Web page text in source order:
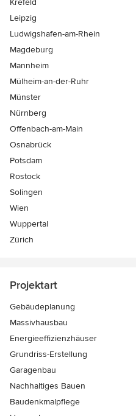
Krefeld
Leipzig
Ludwigshafen-am-Rhein
Magdeburg
Mannheim
Mülheim-an-der-Ruhr
Münster
Nürnberg
Offenbach-am-Main
Osnabrück
Potsdam
Rostock
Solingen
Wien
Wuppertal
Zürich
Projektart
Gebäudeplanung
Massivhausbau
Energieeffizienzhäuser
Grundriss-Erstellung
Garagenbau
Nachhaltiges Bauen
Baudenkmalpflege